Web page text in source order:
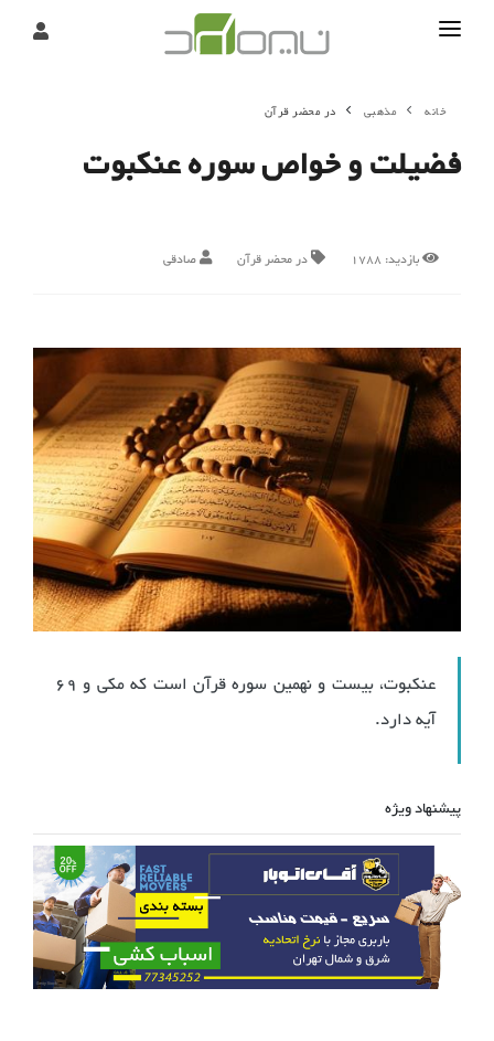
درباره
تحریریه
خانه مذهبی در محضر قرآن
فضیلت و خواص سوره عنكبوت
بازدید:1788 در محضر قرآن صادقی
عنكبوت، بیست و نهمین سوره قرآن است كه مكی و 69
آیه دارد.
پیشنهاد ویژه